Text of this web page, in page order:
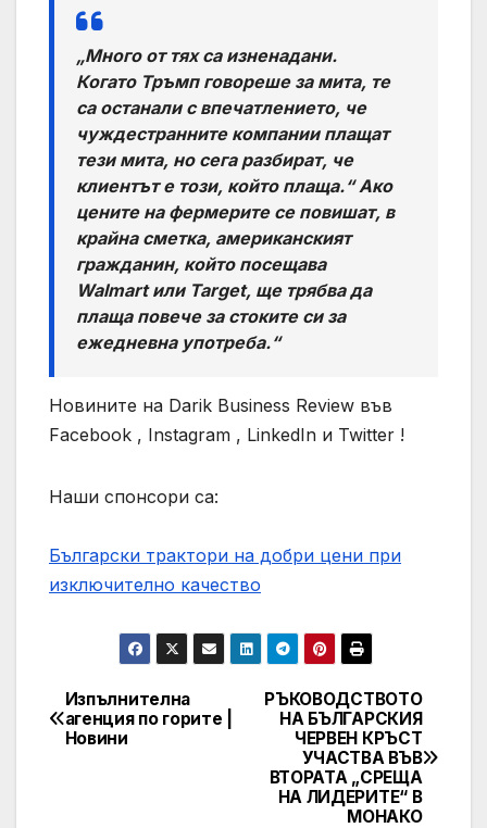
„Много от тях са изненадани.
Когато Тръмп говореше за мита, те
са останали с впечатлението, че
чуждестранните компании плащат
тези мита, но сега разбират, че
клиентът е този, който плаща.“ Ако
цените на фермерите се повишат, в
крайна сметка, американският
гражданин, който посещава
Walmart или Target, ще трябва да
плаща повече за стоките си за
ежедневна употреба.“
Новините на Darik Business Review във
Facebook , Instagram , LinkedIn и Twitter !
Наши спонсори са:
Български трактори на добри цени при
изключително качество
Навигация
РЪКОВОДСТВОТО
НА БЪЛГАРСКИЯ
ЧЕРВЕН КРЪСТ
УЧАСТВА ВЪВ
ВТОРАТА „СРЕЩА
НА ЛИДЕРИТЕ“ В
МОНАКО
Изпълнителна
агенция по горите |
Новини